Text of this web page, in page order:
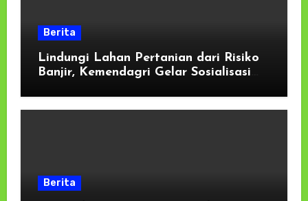
Berita
Lindungi Lahan Pertanian dari Risiko
Banjir, Kemendagri Gelar Sosialisasi
FMNJP di Brebes*
Berita